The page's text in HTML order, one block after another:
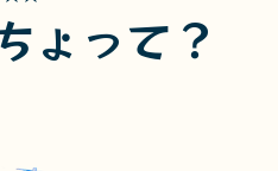
ょって？